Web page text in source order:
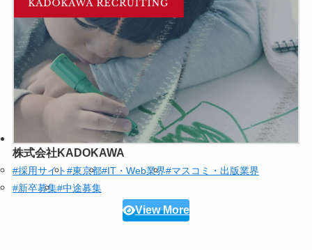
株式会社KADOKAWA
#採用サイト#東京都#IT・Web業界#マスコミ・出版業界
#新卒募集#中途募集
View More